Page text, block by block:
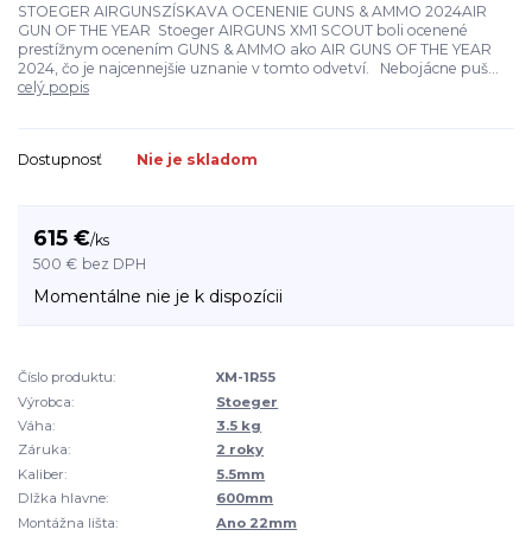
STOEGER AIRGUNSZÍSKAVA OCENENIE GUNS & AMMO 2024AIR
GUN OF THE YEAR Stoeger AIRGUNS XM1 SCOUT boli ocenené
prestížnym ocenením GUNS & AMMO ako AIR GUNS OF THE YEAR
2024, čo je najcennejšie uznanie v tomto odvetví. Nebojácne puš...
celý popis
Dostupnosť Nie je skladom
615 €/ks
500 € bez DPH
Momentálne nie je k dispozícii
Číslo produktu:
XM-1R55
Výrobca:
Stoeger
Váha:
3.5 kg
Záruka:
2 roky
Kaliber:
5.5mm
Dlžka hlavne:
600mm
Montážna lišta:
Ano 22mm